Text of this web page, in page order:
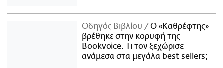
Οδηγός Βιβλίου
Ο «Καθρέφτης»
βρέθηκε στην κορυφή της
Bookvoice. Τι τον ξεχώρισε
ανάμεσα στα μεγάλα best sellers;